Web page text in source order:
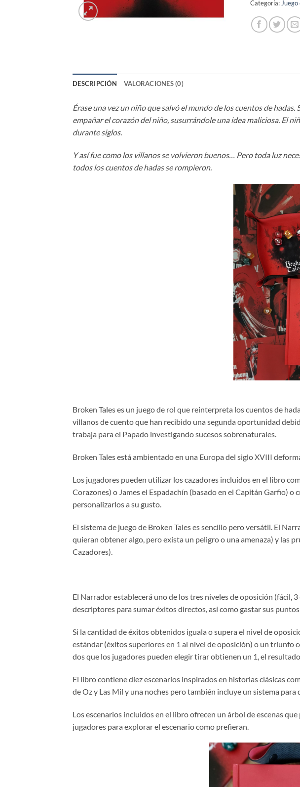
Categoría:
DESCRIPCIÓN VALORACIONES (0)
Érase una vez un niño que salvó el mundo de los cuentos de
empañar el corazón del niño, susurrándole una idea maliciosa. El
durante siglos.
Y así fue como los villanos se volvieron buenos… Pero toda luz
todos los cuentos de hadas se rompieron.
Broken Tales es un juego de rol que reinterpreta los cuentos de
villanos de cuento que han recibido una segunda oportunidad
trabaja para el Papado investigando sucesos sobrenaturales.
Broken Tales está ambientado en una Europa del siglo XVIII
Los jugadores pueden utilizar los cazadores incluidos en el libro
Corazones) o James el Espadachín (basado en el Capitán Garfio)
personalizarlos a su gusto.
El sistema de juego de Broken Tales es sencillo pero versátil. El
quieran obtener algo, pero exista un peligro o una amenaza) y las
Cazadores).
El Narrador establecerá uno de los tres niveles de oposición (fácil,
descriptores para sumar éxitos directos, así como gastar sus
Si la cantidad de éxitos obtenidos iguala o supera el nivel de
estándar (éxitos superiores en 1 al nivel de oposición) o un triunfo
dos que los jugadores pueden elegir tirar obtienen un 1, el
El libro contiene diez escenarios inspirados en historias clásicas
de Oz y Las Mil y una noches pero también incluye un sistema
Los escenarios incluidos en el libro ofrecen un árbol de escenas
jugadores para explorar el escenario como prefieran.